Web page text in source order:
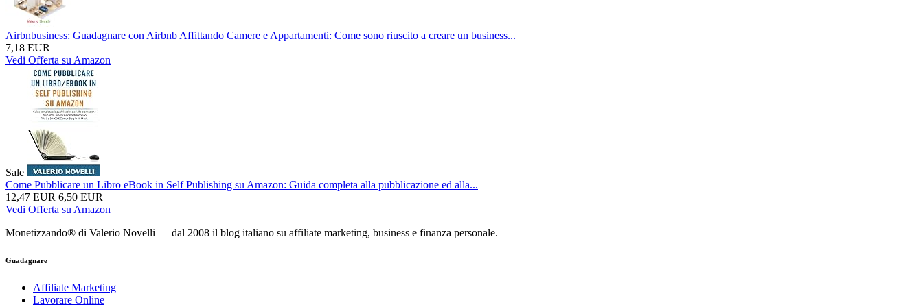
Airbnbusiness: Guadagnare con Airbnb Affittando Camere e Appartamenti: Come sono riuscito a creare un business...
7,18 EUR
Vedi Offerta su Amazon
Sale
Come Pubblicare un Libro eBook in Self Publishing su Amazon: Guida completa alla pubblicazione ed alla...
12,47 EUR 6,50 EUR
Vedi Offerta su Amazon
Monetizzando® di Valerio Novelli — dal 2008 il blog italiano su affiliate marketing, business e finanza personale.
Guadagnare
Affiliate Marketing
Lavorare Online